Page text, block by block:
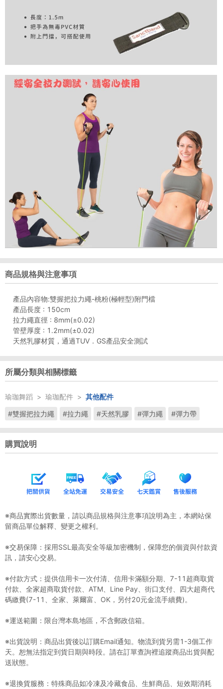
商品規格與注意事項
產品內容物:雙握把拉力繩-桃粉(極輕型)附門檔
產品長度 : 150cm
拉力繩直徑 : 8mm(±0.02)
管壁厚度 : 1.2mm(±0.02)
天然乳膠材質，通過TUV．GS產品安全測試
所屬分類與相關標籤
瑜珈舞蹈 > 瑜珈配件 > 其他配件
#雙握把拉力繩
#拉力繩 #天然乳膠 #彈力繩 #彈力帶
購買說明
※商品實際出貨數量，請以商品規格與注意事項說明為主，本網站保
留商品單位解釋、變更之權利。
※交易保障：採用SSL最高安全等級加密機制，保障您的個資與付款資
訊，請安心交易。
※付款方式：提供信用卡一次付清、信用卡滿額分期、7-11超商取貨
付款、全家超商取貨付款、ATM、Line Pay、街口支付、四大超商代
碼繳費(7-11、全家、萊爾富、OK，另付20元金流手續費)。
※運送範圍：限台灣本島地區，不含郵政信箱。
※出貨說明：商品出貨後以訂購Email通知。物流到貨另需1-3個工作
天。恕無法指定到貨日期與時段。請在訂單查詢裡追蹤商品出貨與配
送狀態。
※退換貨服務：特殊商品如冷凍及冷藏食品、生鮮商品、短效期消耗